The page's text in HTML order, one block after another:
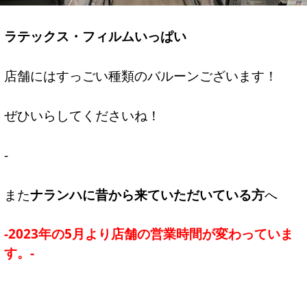
ラテックス・フィルムいっぱい
店舗にはすっごい種類のバルーンございます！
ぜひいらしてくださいね！
-
またナランハに昔から来ていただいている方へ
-2023年の5月より店舗の営業時間が変わっていま
す。-